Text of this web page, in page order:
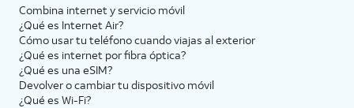
Combina internet y servicio móvil
¿Qué es Internet Air?
Cómo usar tu teléfono cuando viajas al exterior
¿Qué es internet por fibra óptica?
¿Qué es una eSIM?
Devolver o cambiar tu dispositivo móvil
¿Qué es Wi-Fi?